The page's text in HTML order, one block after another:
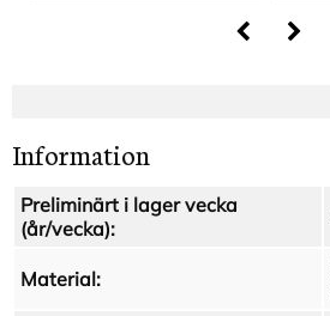
Information
Preliminärt i lager vecka
(år/vecka):
Material: